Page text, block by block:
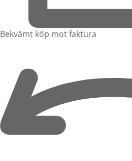
Bekvämt köp mot faktura